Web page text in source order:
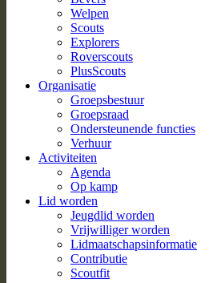
Welpen
Scouts
Explorers
Roverscouts
PlusScouts
Organisatie
Groepsbestuur
Groepsraad
Ondersteunende functies
Verhuur
Activiteiten
Agenda
Op kamp
Lid worden
Jeugdlid worden
Vrijwilliger worden
Lidmaatschapsinformatie
Contributie
Scoutfit